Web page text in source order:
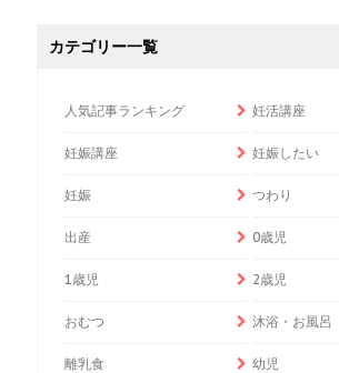
カテゴリー一覧
人気記事ランキング 妊活講座
妊娠講座 妊娠したい
妊娠 つわり
出産 0歳児
1歳児 2歳児
おむつ 沐浴・お風呂
離乳食 幼児